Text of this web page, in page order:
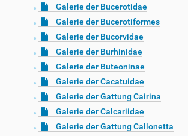
Galerie der Bucerotidae
Galerie der Bucerotiformes
Galerie der Bucorvidae
Galerie der Burhinidae
Galerie der Buteoninae
Galerie der Cacatuidae
Galerie der Gattung Cairina
Galerie der Calcariidae
Galerie der Gattung Callonetta